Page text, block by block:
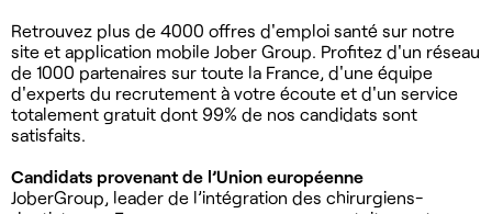
Retrouvez plus de 4000 offres d'emploi santé sur notre
site et application mobile Jober Group. Profitez d'un réseau
de 1000 partenaires sur toute la France, d'une équipe
d'experts du recrutement à votre écoute et d'un service
totalement gratuit dont 99% de nos candidats sont
satisfaits.
Candidats provenant de l’Union européenne
JoberGroup, leader de l’intégration des chirurgiens-